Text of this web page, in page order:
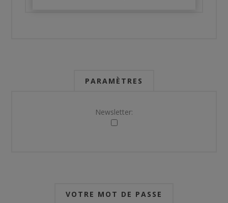
PARAMÈTRES
Newsletter:
VOTRE MOT DE PASSE